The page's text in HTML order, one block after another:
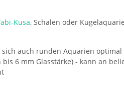
Kusa, Schalen oder
auch runden Aquarien optimal
6 mm Glasstärke) - kann an